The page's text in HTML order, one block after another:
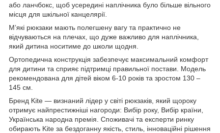
або ланчбокс, щоб усередині наплічника було більше вільного
місця для шкільної канцелярії.
М’які рюкзаки мають полегшену вагу та практично не
відчуваються на плечах, що дуже важливо для наплічника,
який дитина носитиме до школи щодня.
Ортопедична конструкція забезпечує максимальний комфорт
для дитини та сприяє підтримці правильної постави. Модель
рекомендована для дітей віком 6-10 років та зростом 130 –
145 см.
Бренд Kite — визнаний лідер у світі рюкзаків, який щороку
отримує найпрестижніші нагороди: Вибір року, Вибір країни,
Українська народна премія. Споживачі та експерти ринку
обирають Kite за бездоганну якість, стиль, інноваційні рішення